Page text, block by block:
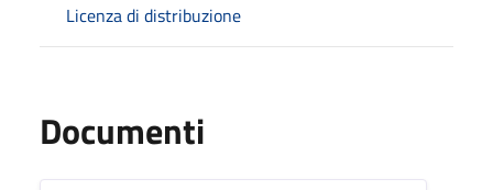
Licenza di distribuzione
Documenti